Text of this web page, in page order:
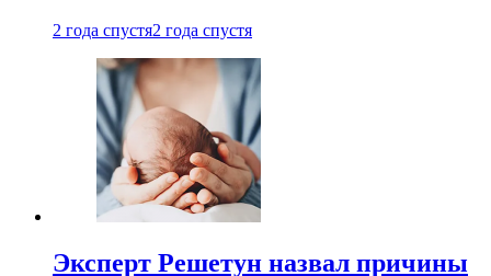
2 года спустя2 года спустя
Эксперт Решетун назвал причины